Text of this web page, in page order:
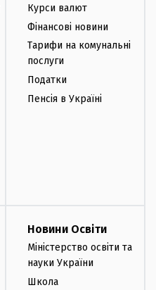
Курси валют
Фінансові новини
Тарифи на комунальні
послуги
Податки
Пенсія в Україні
Новини Освіти
Міністерство освіти та
науки України
Школа